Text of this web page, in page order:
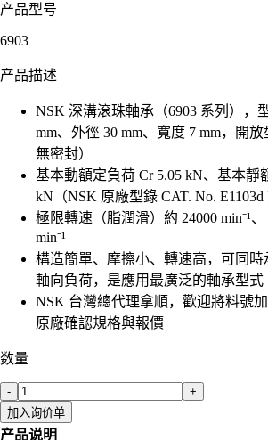
产品型号
6903
产品描述
NSK 深溝滾珠軸承（6903 系列），
mm、外徑 30 mm、寬度 7 mm，開
無密封）
基本動額定負荷 Cr 5.05 kN、基本靜
kN（NSK 原廠型錄 CAT. No. E1103d
極限轉速（脂潤滑）約 24000 min⁻¹
min⁻¹
構造簡單、摩擦小、轉速高，可同
軸向負荷，是應用最廣泛的軸承型式
NSK 台灣總代理拿順，歡迎將料號
原廠確認規格與報價
数量
-
+
加入询价单
产品说明